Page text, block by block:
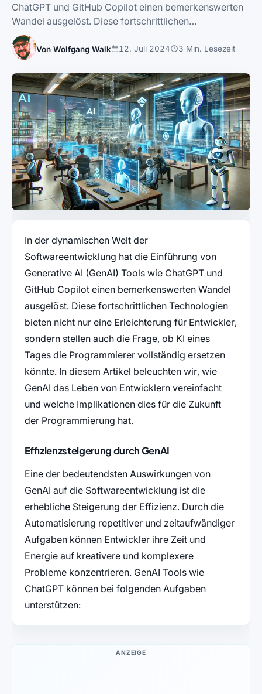
ChatGPT und GitHub Copilot einen bemerkenswerten
Wandel ausgelöst. Diese fortschrittlichen…
Von Wolfgang Walk 12. Juli 2024 3 Min. Lesezeit
In der dynamischen Welt der
Softwareentwicklung hat die Einführung von
Generative AI (GenAI) Tools wie ChatGPT und
GitHub Copilot einen bemerkenswerten Wandel
ausgelöst. Diese fortschrittlichen Technologien
bieten nicht nur eine Erleichterung für Entwickler,
sondern stellen auch die Frage, ob KI eines
Tages die Programmierer vollständig ersetzen
könnte. In diesem Artikel beleuchten wir, wie
GenAI das Leben von Entwicklern vereinfacht
und welche Implikationen dies für die Zukunft
der Programmierung hat.
Effizienzsteigerung durch GenAI
Eine der bedeutendsten Auswirkungen von
GenAI auf die Softwareentwicklung ist die
erhebliche Steigerung der Effizienz. Durch die
Automatisierung repetitiver und zeitaufwändiger
Aufgaben können Entwickler ihre Zeit und
Energie auf kreativere und komplexere
Probleme konzentrieren. GenAI Tools wie
ChatGPT können bei folgenden Aufgaben
unterstützen:
ANZEIGE